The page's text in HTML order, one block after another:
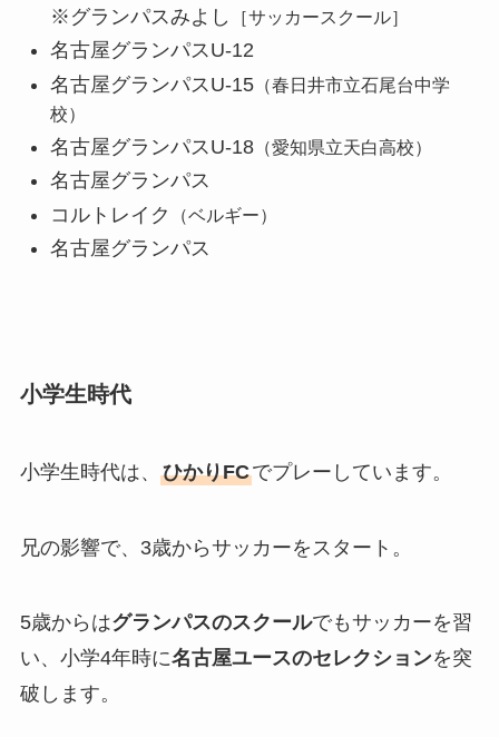
※グランパスみよし ［サッカースクール］
名古屋グランパスU-12
名古屋グランパスU-15（春日井市立石尾台中学
校）
名古屋グランパスU-18（愛知県立天白高校）
名古屋グランパス
コルトレイク
（ベルギー）
名古屋グランパス
小学生時代
小学生時代は、 ひかりFCでプレーしています。
兄の影響で、3歳からサッカーをスタート。
5歳からはグランパスのスクールでもサッカーを習
い、小学4年時に名古屋ユースのセレクションを突
破します。